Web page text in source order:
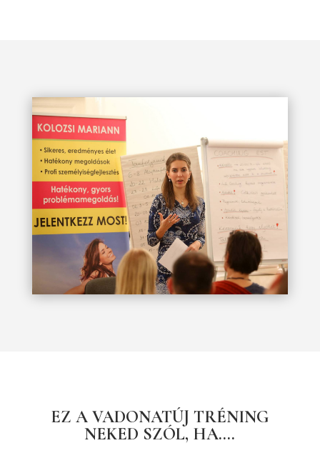
EZ A VADONATÚJ TRÉNING
NEKED SZÓL, HA….